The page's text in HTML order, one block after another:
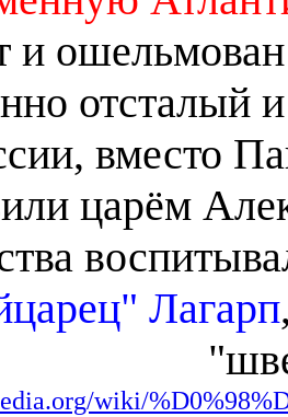
и
отсталый
вместо
царём
Лагарп
wiki/